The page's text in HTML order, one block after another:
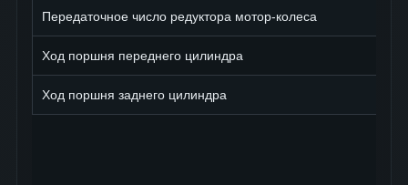
Передаточное число редуктора мотор-колеса
Ход поршня переднего цилиндра
Ход поршня заднего цилиндра